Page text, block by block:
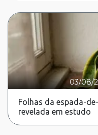
03/08/
Folhas da espada-
revelada em estudo